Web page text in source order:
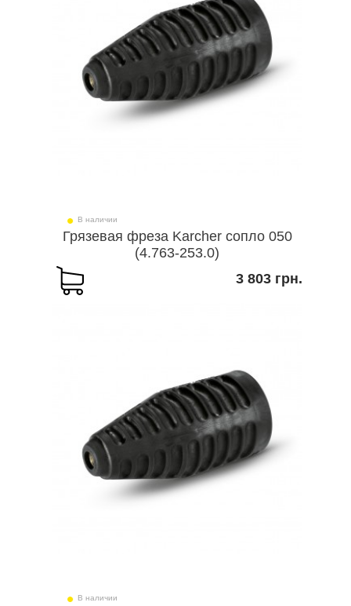
В наличии
Грязевая фреза Karcher сопло 050
(4.763-253.0)
3 803 грн.
В наличии